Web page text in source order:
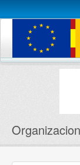
Conjuntos